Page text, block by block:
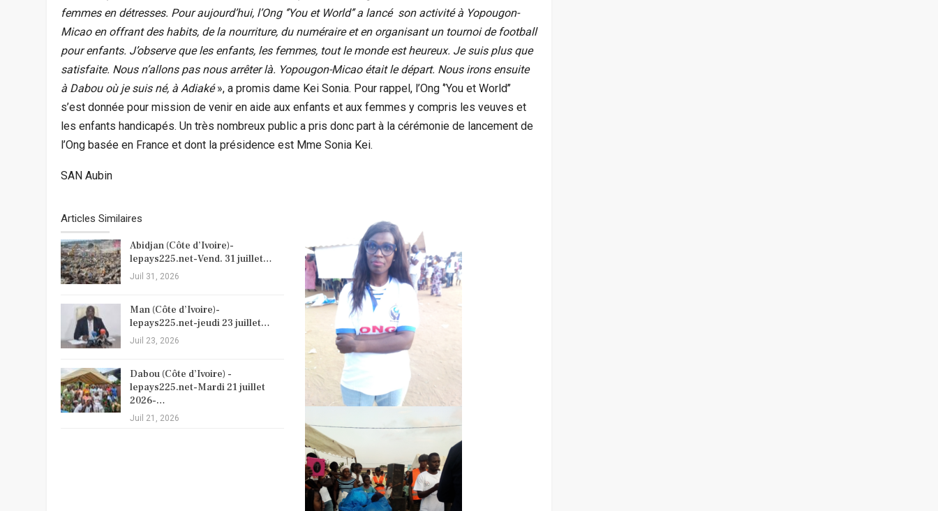
femmes en détresses. Pour aujourd’hui, l’Ong ‘’You et World’’ a lancé son activité à Yopougon-
Micao en offrant des habits, de la nourriture, du numéraire et en organisant un tournoi de football
pour enfants. J’observe que les enfants, les femmes, tout le monde est heureux. Je suis plus que
satisfaite. Nous n’allons pas nous arrêter là. Yopougon-Micao était le départ. Nous irons ensuite
à Dabou où je suis né, à Adiaké», a promis dame Kei Sonia. Pour rappel, l’Ong ‘’You et World’’
s’est donnée pour mission de venir en aide aux enfants et aux femmes y compris les veuves et
les enfants handicapés. Un très nombreux public a pris donc part à la cérémonie de lancement de
l’Ong basée en France et dont la présidence est Mme Sonia Kei.
SAN Aubin
Articles Similaires
Abidjan (Côte d’Ivoire)-
lepays225.net-Vend. 31 juillet…
Juil 31, 2026
Man (Côte d’Ivoire)-
lepays225.net-jeudi 23 juillet…
Juil 23, 2026
Dabou (Côte d’Ivoire) -
lepays225.net-Mardi 21 juillet
2026-…
Juil 21, 2026